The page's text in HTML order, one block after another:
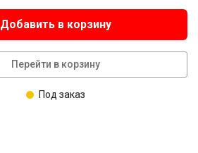
Добавить в корзину
Перейти в корзину
Под заказ